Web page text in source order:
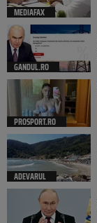
MEDIAFAX
GANDUL.RO
PROSPORT.RO
ADEVARUL